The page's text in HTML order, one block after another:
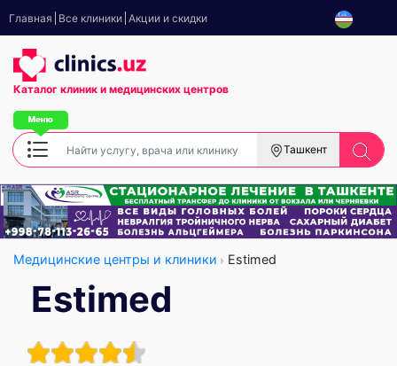
Главная Все клиники Акции и скидки
Каталог клиник и медицинских центров
Ташкент
Медицинские центры и клиники Estimed
Estimed